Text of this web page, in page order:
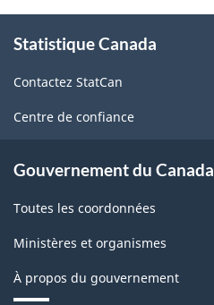
propos
ce
site
Statistique Canada
Contactez StatCan
Centre de confiance
Gouvernement du Canada
Toutes les coordonnées
Ministères et organismes
À propos du gouvernement